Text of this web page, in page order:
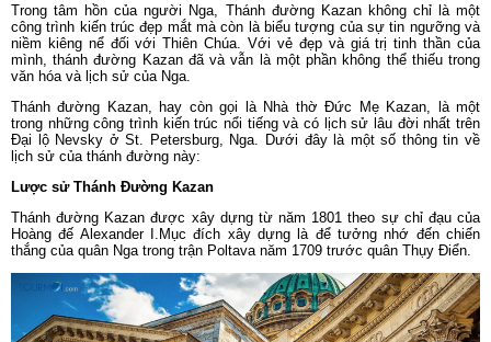
Trong tâm hồn của người Nga, Thánh đường Kazan không chỉ là một
công trình kiến trúc đẹp mắt mà còn là biểu tượng của sự tin ngưỡng và
niềm kiêng nể đối với Thiên Chúa. Với vẻ đẹp và giá trị tinh thần của
mình, thánh đường Kazan đã và vẫn là một phần không thể thiếu trong
văn hóa và lịch sử của Nga.
Thánh đường Kazan, hay còn gọi là Nhà thờ Đức Mẹ Kazan, là một
trong những công trình kiến trúc nổi tiếng và có lịch sử lâu đời nhất trên
Đại lộ Nevsky ở St. Petersburg, Nga. Dưới đây là một số thông tin về
lịch sử của thánh đường này:
Lược sử Thánh Đường Kazan
Thánh đường Kazan được xây dựng từ năm 1801 theo sự chỉ đạu của
Hoàng đế Alexander I.Mục đích xây dựng là để tưởng nhớ đến chiến
thắng của quân Nga trong trận Poltava năm 1709 trước quân Thụy Điển.